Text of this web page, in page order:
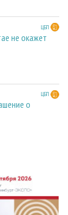
ЦБП
не окажет
ЦБП
о